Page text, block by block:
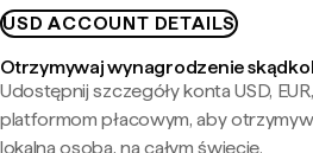
USD ACCOUNT DETAILS
Otrzymywaj wynagrodzenie
Udostępnij szczegóły konta USD,
platformom płacowym, aby
lokalna osoba, na całym świecie.